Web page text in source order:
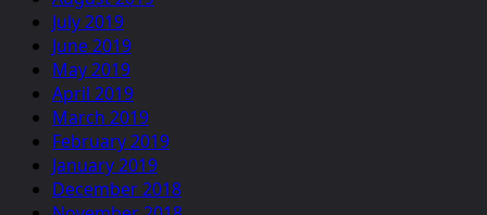
July 2019
June 2019
May 2019
April 2019
March 2019
February 2019
January 2019
December 2018